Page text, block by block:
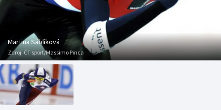
Americký fotbal
Baseball a softbal
Basketbal
Biatlon
Boby a skeleton
NEPŘEHLÉDNĚTE
Soutěže
Historické návraty
Aplikace ČT sport
AZ kvíz
Martina Sáblíková
Zdroj:ČT sport/Massimo Pinca